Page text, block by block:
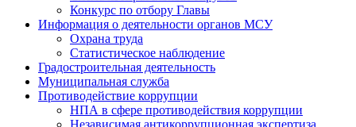
Конкурс по отбору Главы
Информация о деятельности органов МСУ
Охрана труда
Статистическое наблюдение
Градостроительная деятельность
Муниципальная служба
Противодействие коррупции
НПА в сфере противодействия коррупции
Независимая антикоррупционная экспертиза